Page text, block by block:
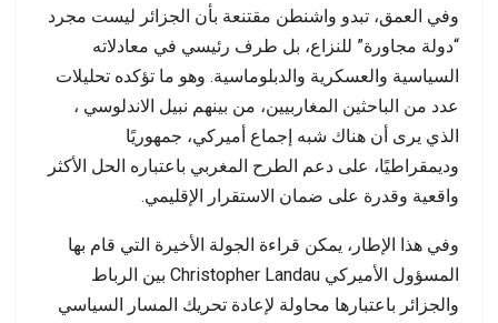
وفي العمق، تبدو واشنطن مقتنعة بأن الجزائر ليست مجرد
“دولة مجاورة” للنزاع، بل طرف رئيسي في معادلاته
السياسية والعسكرية والدبلوماسية. وهو ما تؤكده تحليلات
عدد من الباحثين المغاربيين، من بينهم نبيل الاندلوسي ،
الذي يرى أن هناك شبه إجماع أميركي، جمهوريًا
وديمقراطيًا، على دعم الطرح المغربي باعتباره الحل الأكثر
واقعية وقدرة على ضمان الاستقرار الإقليمي.
وفي هذا الإطار، يمكن قراءة الجولة الأخيرة التي قام بها
المسؤول الأميركي Christopher Landau بين الرباط
والجزائر باعتبارها محاولة لإعادة تحريك المسار السياسي